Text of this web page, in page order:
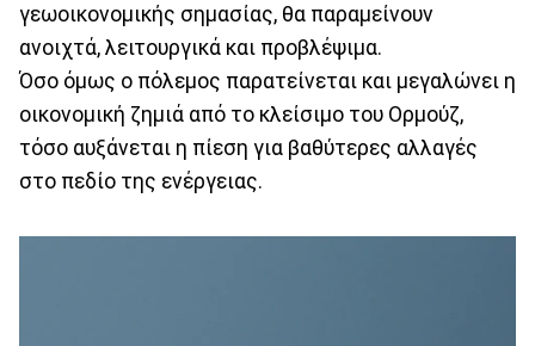
γεωοικονομικής σημασίας, θα παραμείνουν
ανοιχτά, λειτουργικά και προβλέψιμα.
Όσο όμως ο πόλεμος παρατείνεται και μεγαλώνει η
οικονομική ζημιά από το κλείσιμο του Ορμούζ,
τόσο αυξάνεται η πίεση για βαθύτερες αλλαγές
στο πεδίο της ενέργειας.